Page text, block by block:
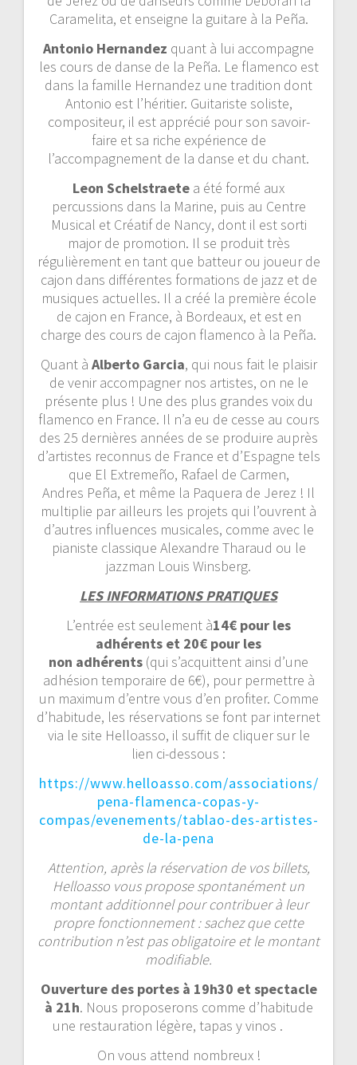
Caramelita, et enseigne la guitare à la Peña.
Antonio Hernandez quant à lui accompagne
les cours de danse de la Peña. Le flamenco est
dans la famille Hernandez une tradition dont
Antonio est l’héritier. Guitariste soliste,
compositeur, il est apprécié pour son savoir-
faire et sa riche expérience de
l’accompagnement de la danse et du chant.
Leon Schelstraete a été formé aux
percussions dans la Marine, puis au Centre
Musical et Créatif de Nancy, dont il est sorti
major de promotion. Il se produit très
régulièrement en tant que batteur ou joueur de
cajon dans différentes formations de jazz et de
musiques actuelles. Il a créé la première école
de cajon en France, à Bordeaux, et est en
charge des cours de cajon flamenco à la Peña.
Quant à Alberto Garcia, qui nous fait le plaisir
de venir accompagner nos artistes, on ne le
présente plus ! Une des plus grandes voix du
flamenco en France. Il n’a eu de cesse au cours
des 25 dernières années de se produire auprès
d’artistes reconnus de France et d’Espagne tels
que El Extremeño, Rafael de Carmen,
Andres Peña, et même la Paquera de Jerez ! Il
multiplie par ailleurs les projets qui l’ouvrent à
d’autres influences musicales, comme avec le
pianiste classique Alexandre Tharaud ou le
jazzman Louis Winsberg.
LES INFORMATIONS PRATIQUES
L’entrée est seulement à14€ pour les
adhérents et 20€ pour les
non adhérents (qui s’acquittent ainsi d’une
adhésion temporaire de 6€), pour permettre à
un maximum d’entre vous d’en profiter. Comme
d’habitude, les réservations se font par internet
via le site Helloasso, il suffit de cliquer sur le
lien ci-dessous :
https://www.helloasso.com/associations/
pena-flamenca-copas-y-
compas/evenements/tablao-des-artistes-
de-la-pena
Attention, après la réservation de vos billets,
Helloasso vous propose spontanément un
montant additionnel pour contribuer à leur
propre fonctionnement : sachez que cette
contribution n’est pas obligatoire et le montant
modifiable.
Ouverture des portes à 19h30 et spectacle
à 21h. Nous proposerons comme d’habitude
une restauration légère, tapas y vinos .
On vous attend nombreux !